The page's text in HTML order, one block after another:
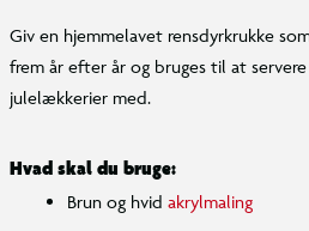
Giv en hjemmelavet rensdyrkrukke
frem år efter år og bruges til at
julelækkerier med.
Hvad skal du bruge:
Brun og hvid akrylmaling